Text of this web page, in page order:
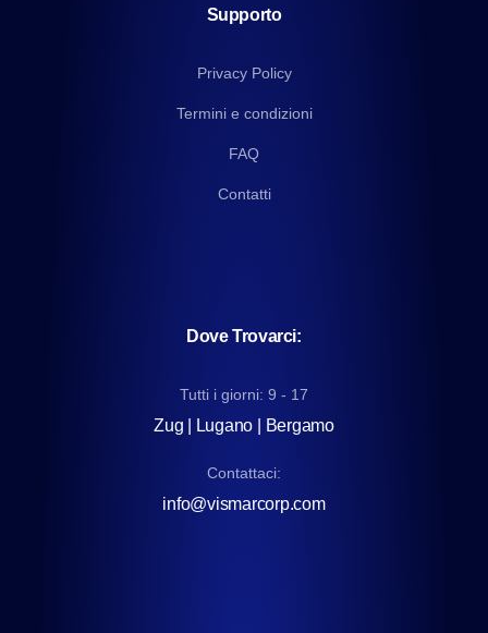
Supporto
Privacy Policy
Termini e condizioni
FAQ
Contatti
Dove Trovarci:
Tutti i giorni: 9 - 17
Zug | Lugano | Bergamo
Contattaci:
info@vismarcorp.com